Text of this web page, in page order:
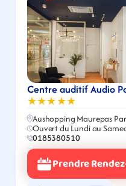
Centre auditif Audio
★★★★★
Aushopping Maurepas
Ouvert du Lundi au
0185380510
Prendre